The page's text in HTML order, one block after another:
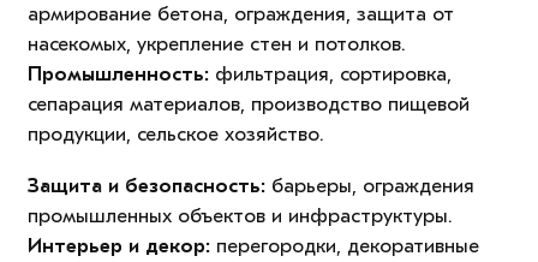
армирование бетона, ограждения, защита от
насекомых, укрепление стен и потолков.
Промышленность:фильтрация, сортировка,
сепарация материалов, производство пищевой
продукции, сельское хозяйство.
Защита и безопасность:барьеры, ограждения
промышленных объектов и инфраструктуры.
Интерьер и декор:перегородки, декоративные